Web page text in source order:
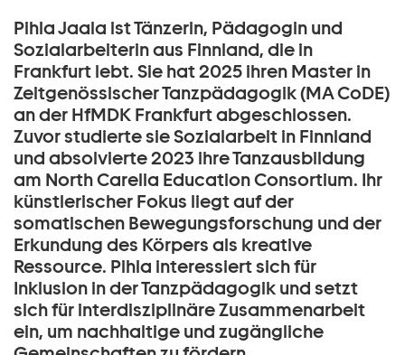
Pihla Jaala ist Tänzerin, Pädagogin und
Sozialarbeiterin aus Finnland, die in
Frankfurt lebt. Sie hat 2025 ihren Master in
Zeitgenössischer Tanzpädagogik (MA CoDE)
an der HfMDK Frankfurt abgeschlossen.
Zuvor studierte sie Sozialarbeit in Finnland
und absolvierte 2023 ihre Tanzausbildung
am North Carelia Education Consortium. Ihr
künstlerischer Fokus liegt auf der
somatischen Bewegungsforschung und der
Erkundung des Körpers als kreative
Ressource. Pihla interessiert sich für
Inklusion in der Tanzpädagogik und setzt
sich für interdisziplinäre Zusammenarbeit
ein, um nachhaltige und zugängliche